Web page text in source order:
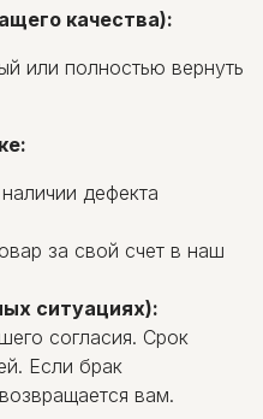
качества):
или полностью вернуть
дефекта
за свой счет в наш
ситуациях):
согласия. Срок
Если брак
вам.